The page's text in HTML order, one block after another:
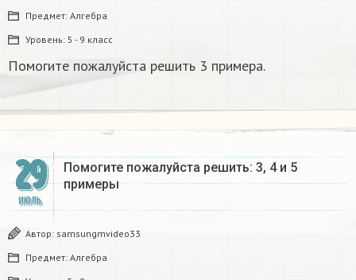
Предмет: Алгебра
Уровень: 5 - 9 класс
Помогите пожалуйста решить 3 примера. ​
29
ИЮЛЬ
Помогите пожалуйста решить: 3, 4 и 5
примеры ​
Автор: samsungmvideo33
Предмет: Алгебра